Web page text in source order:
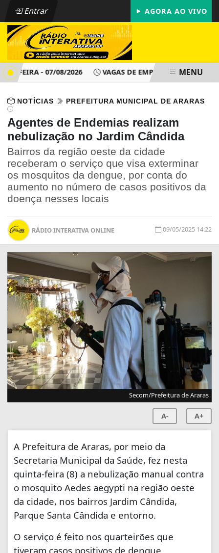
Entrar AGORA AO VIVO
FEIRA - 07/08/2026 VAGAS DE EMPREGO - PAT ARARAS
MENU
NOTÍCIAS PREFEITURA MUNICIPAL DE ARARAS
Agentes de Endemias realizam
nebulização no Jardim Cândida
Bairros da região oeste da cidade
receberam o serviço que visa exterminar
os mosquitos da dengue, por conta do
aumento no número de casos positivos da
doença nesses locais
RÁDIO INTERATIVA ONLINE 09/05/2025 14:22
Secom/Prefeitura de Araras
A- A+
A Prefeitura de Araras, por meio da
Secretaria Municipal da Saúde, fez nesta
quinta-feira (8) a nebulização manual contra
o mosquito Aedes aegypti na região oeste
da cidade, nos bairros Jardim Cândida,
Parque Santa Cândida e entorno.
O serviço é feito nos quarteirões que
tiveram casos positivos de dengue